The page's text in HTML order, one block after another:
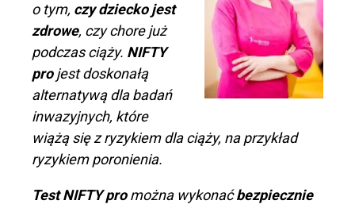
o tym, czy dziecko jest
zdrowe, czy chore już
podczas ciąży. NIFTY
projest doskonałą
alternatywą dla badań
inwazyjnych, które
wiążą się z ryzykiem dla ciąży, na przykład
ryzykiem poronienia.
Test NIFTY promożna wykonaćbezpiecznie